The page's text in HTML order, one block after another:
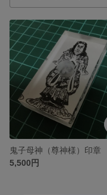
鬼子母神（尊神様）印章
5,500円